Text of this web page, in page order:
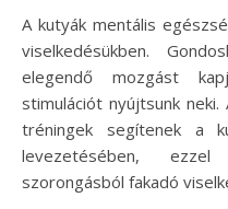
A kutyák mentális
viselkedésükben.
elegendő mozgást
stimulációt nyújtsunk
tréningek segítenek a
levezetésében,
szorongásból fakadó